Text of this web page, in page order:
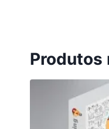
Produtos